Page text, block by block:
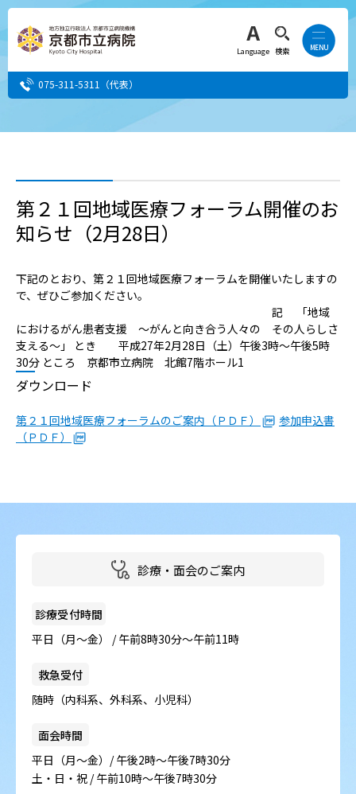
Language 検索
075-311-5311 （代表）
人間ドック希望の方
当院へ就職希望の方
病院の概要
よくある質問
第２１回地域医療フォーラム開催のお
知らせ（2月28日）
下記のとおり、第２１回地域医療フォーラムを開催いたしますの
で、ぜひご参加ください。
記 「地域
におけるがん患者支援 ～がんと向き合う人々の その人らしさ
支える～」 とき 平成27年2月28日（土）午後3時～午後5時
30分 ところ 京都市立病院 北館7階ホール1
ダウンロード
第２１回地域医療フォーラムのご案内（ＰＤＦ）
参加申込書
（ＰＤＦ）
診療・面会のご案内
診療受付時間
平日（月～金） / 午前8時30分～午前11時
救急受付
随時（内科系、外科系、小児科）
面会時間
平日（月～金）/ 午後2時～午後7時30分
土・日・祝 / 午前10時～午後7時30分